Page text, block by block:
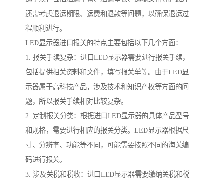
还需考虑退运期限、运费和退款等问题，以确保退运过
程顺利进行。
LED显示器进口报关的特点主要包括以下几个方面：
1. 报关手续复杂：进口LED显示器需要进行报关手续，
包括提供相关资料和文件，填写报关单等。由于LED显
示器属于高科技产品，涉及技术和知识产权等方面的问
题，所以报关手续相对比较复杂。
2. 定制报关分类：根据进口LED显示器的具体产品型号
和规格，需要进行相应的报关分类。LED显示器根据尺
寸、分辨率、功能等不同，可能需要按照不同的海关编
码进行报关。
3. 涉及关税和税收：进口LED显示器需要缴纳关税和税